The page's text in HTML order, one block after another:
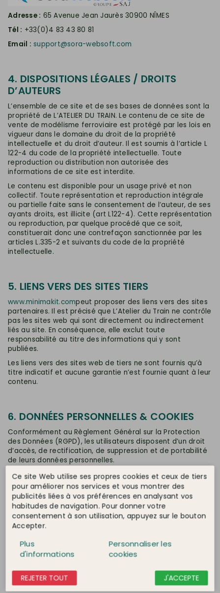
Adresse : 65 Avenue Jean Jaurès 30900 NÎMES
Tél : +33(0)4 83 43 80 81
Email : support@sora-websoft.com
4. DISPOSITIONS LÉGALES / DROITS
D’AUTEURS
L’ensemble de ce site et de ses bases de données sont la
propriété de L’ATELIER DU TRAIN. Le contenu de ce site de
vente de modélisme ferroviaire est protégé par les lois en
vigueur dans le domaine du droit de la propriété
intellectuelle et du droit d’auteur. Il est soumis à l’article L
122-4 du code de la propriété intellectuelle. Toute
reproduction ou distribution non autorisée des
informations de ce site est interdite.
Le contenu est disponible pour un usage privé et non
collectif. Toute représentation et reproduction intégrale
ou partielle faite sans le consentement de l’auteur, de ses
ayants droits, est illicite (art L122-4). Cette représentation
ou reproduction, par quelque procédé que ce soit,
constituerait donc une contrefaçon sanctionnée par les
articles L.335-2 et suivants du code de la propriété
intellectuelle.
5. LIENS VERS DES SITES TIERS
www.minimakit.compeut proposer des liens vers des sites
partenaires. Il est précisé que L’Atelier du Train ne contrôle
pas les sites web qui sont directement ou indirectement
liés au site. En conséquence, elle exclut toute
responsabilité au titre des informations qui y sont
publiées.
Les liens vers des sites web de tiers ne sont fournis qu’à
titre indicatif et aucune garantie n’est fournie quant à leur
contenu.
6. DONNÉES PERSONNELLES & COOKIES
Conformément au Règlement Général sur la Protection
des Données (RGPD), les utilisateurs disposent d’un droit
d’accès, de rectification, de suppression et de portabilité
de leurs données personnelles.
Données collectées :Nom, prénom, email, adresse,
téléphone, historique de commandes.
Finalités :Gestion des commandes, service client, envoi
de newsletters.
Gestion des droits :Pour exercer vos droits, contactez-
nous àcontact@latelierdutrain.com
Cookies :
Ce site utilise des cookies pour améliorer
l’expérience utilisateur et mesurer l’audience. Vous pouvez
navigateur.
Ce site Web utilise ses propres cookies et ceux de tiers
pour améliorer nos services et vous montrer des
publicités liées à vos préférences en analysant vos
habitudes de navigation. Pour donner votre
consentement à son utilisation, appuyez sur le bouton
Accepter.
Plus
d'informations
Personnaliser les
cookies
REJETER TOUT J'ACCEPTE